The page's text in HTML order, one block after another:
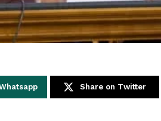
Share on Twitter